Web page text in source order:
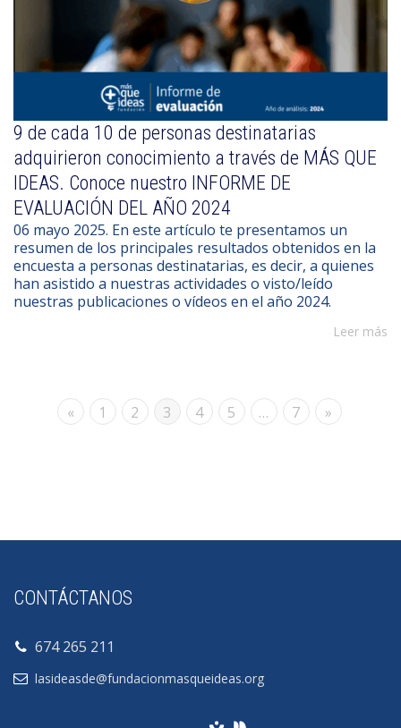
9 de cada 10 de personas destinatarias
adquirieron conocimiento a través de MÁS QUE
IDEAS. Conoce nuestro INFORME DE
EVALUACIÓN DEL AÑO 2024
06 mayo 2025. En este artículo te presentamos un
resumen de los principales resultados obtenidos en la
encuesta a personas destinatarias, es decir, a quienes
han asistido a nuestras actividades o visto/leído
nuestras publicaciones o vídeos en el año 2024.
Leer más
« 1 2 3 4 5 … 7 »
CONTÁCTANOS
674 265 211
lasideasde@fundacionmasqueideas.org